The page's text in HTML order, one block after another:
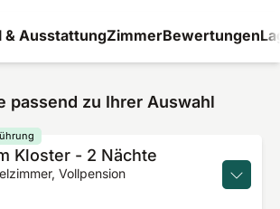
& AusstattungZimmerBewertungen
passend zu Ihrer Auswahl
Kloster - 2 Nächte
Vollpension